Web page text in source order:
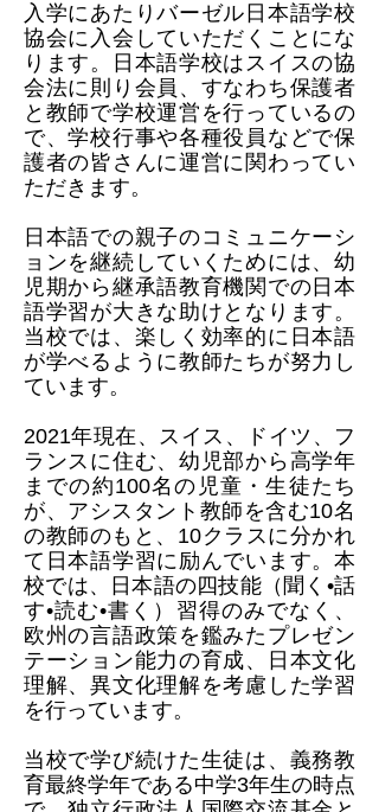
入学にあたりバーゼル日本語学校
協会に入会していただくことにな
ります。日本語学校はスイスの協
会法に則り会員、すなわち保護者
と教師で学校運営を行っているの
で、学校行事や各種役員などで保
護者の皆さんに運営に関わってい
ただきます。
日本語での親子のコミュニケーシ
ョンを継続していくためには、幼
児期から継承語教育機関での日本
語学習が大きな助けとなります。
当校では、楽しく効率的に日本語
が学べるように教師たちが努力し
ています。​
2021年現在、スイス、ドイツ、フ
ランスに住む、幼児部から高学年
までの約100名の児童・生徒たち
が、アシスタント教師を含む10名
の教師のもと、10クラスに分かれ
て日本語学習に励んでいます。本
校では、日本語の四技能（聞く•話
す•読む•書く）習得のみでなく、
欧州の言語政策を鑑みたプレゼン
テーション能力の育成、日本文化
理解、異文化理解を考慮した学習
を行っています。
当校で学び続けた生徒は、義務教
育最終学年である中学3年生の時点